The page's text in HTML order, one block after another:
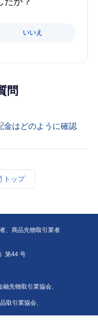
いいえ
問
金はどのように確認
トップ
、商品先物取引業者
第44 号
先物取引業協会、
取引業協会、